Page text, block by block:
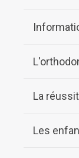
La
Les